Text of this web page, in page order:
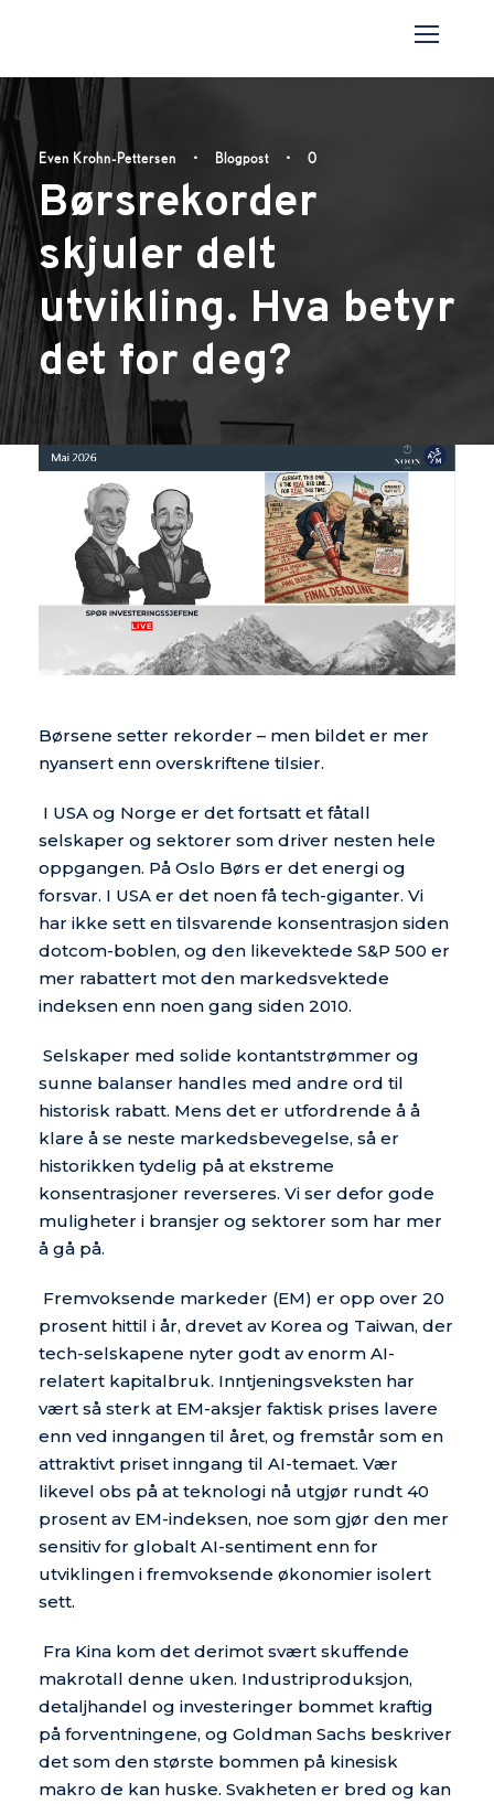
Even Krohn-Pettersen • Blogpost • 0
Børsrekorder
skjuler delt
utvikling. Hva betyr
det for deg?
Børsene setter rekorder – men bildet er mer
nyansert enn overskriftene tilsier.
I USA og Norge er det fortsatt et fåtall
selskaper og sektorer som driver nesten hele
oppgangen. På Oslo Børs er det energi og
forsvar. I USA er det noen få tech-giganter. Vi
har ikke sett en tilsvarende konsentrasjon siden
dotcom-boblen, og den likevektede S&P 500 er
mer rabattert mot den markedsvektede
indeksen enn noen gang siden 2010.
Selskaper med solide kontantstrømmer og
sunne balanser handles med andre ord til
historisk rabatt. Mens det er utfordrende å å
klare å se neste markedsbevegelse, så er
historikken tydelig på at ekstreme
konsentrasjoner reverseres. Vi ser defor gode
muligheter i bransjer og sektorer som har mer
å gå på.
Fremvoksende markeder (EM) er opp over 20
prosent hittil i år, drevet av Korea og Taiwan, der
tech-selskapene nyter godt av enorm AI-
relatert kapitalbruk. Inntjeningsveksten har
vært så sterk at EM-aksjer faktisk prises lavere
enn ved inngangen til året, og fremstår som en
attraktivt priset inngang til AI-temaet. Vær
likevel obs på at teknologi nå utgjør rundt 40
prosent av EM-indeksen, noe som gjør den mer
sensitiv for globalt AI-sentiment enn for
utviklingen i fremvoksende økonomier isolert
sett.
Fra Kina kom det derimot svært skuffende
makrotall denne uken. Industriproduksjon,
detaljhandel og investeringer bommet kraftig
på forventningene, og Goldman Sachs beskriver
det som den største bommen på kinesisk
makro de kan huske. Svakheten er bred og kan